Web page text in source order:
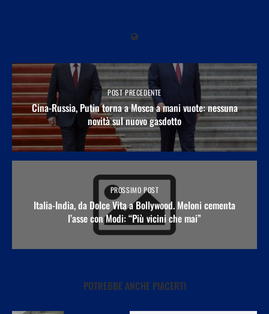
POST PRECEDENTE
Cina-Russia, Putin torna a Mosca a mani vuote: nessuna
novità sul nuovo gasdotto
PROSSIMO POST
Italia-India, da Dolce Vita a Bollywood. Meloni cementa
l’asse con Modi: “Più vicini che mai”
POTREBBE ANCHE PIACERTI